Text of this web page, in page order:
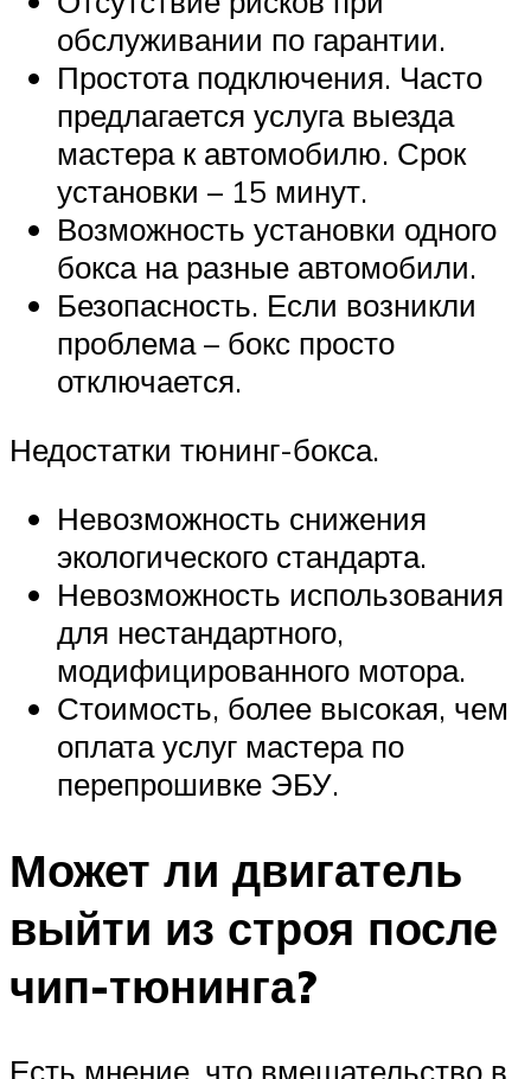
обслуживании по гарантии.
Простота подключения. Часто
предлагается услуга выезда
мастера к автомобилю. Срок
установки – 15 минут.
Возможность установки одного
бокса на разные автомобили.
Безопасность. Если возникли
проблема – бокс просто
отключается.
Недостатки тюнинг-бокса.
Невозможность снижения
экологического стандарта.
Невозможность использования
для нестандартного,
модифицированного мотора.
Стоимость, более высокая, чем
оплата услуг мастера по
перепрошивке ЭБУ.
Может ли двигатель
выйти из строя после
чип-тюнинга?
Есть мнение, что вмешательство в